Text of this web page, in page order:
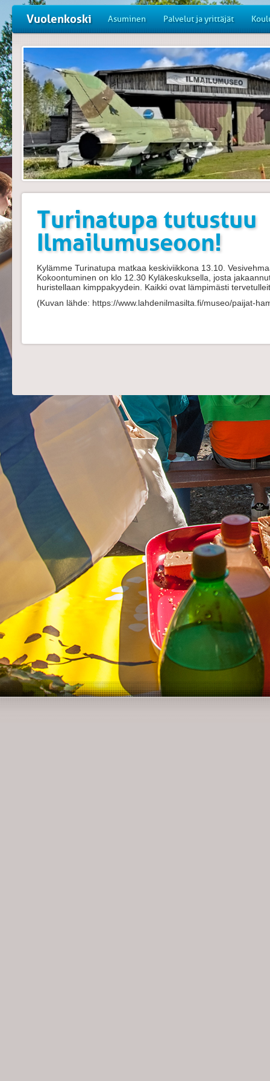
Vuolenkoski Asuminen Palvelut ja yrittäjät
Turinatupa tutustuu
Ilmailumuseoon!
Kylämme Turinatupa matkaa keskiviikkona 13.10.
Kokoontuminen on klo 12.30 Kyläkeskuksella, josta
huristellaan kimppakyydein. Kaikki ovat lämpimästi
(Kuvan lähde: https://www.lahdenilmasilta.fi/museo/paijat-